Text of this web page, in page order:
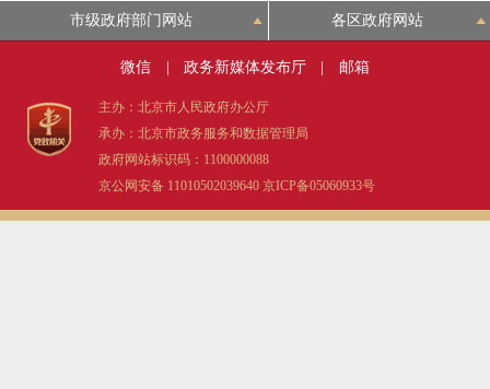
市级政府部门网站 各区政府网站
微信 政务新媒体发布厅 邮箱
主办：北京市人民政府办公厅
承办：北京市政务服务和数据管理局
政府网站标识码：1100000088
京公网安备 11010502039640 京ICP备05060933号